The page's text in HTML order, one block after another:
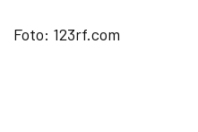
Foto: 123rf.com